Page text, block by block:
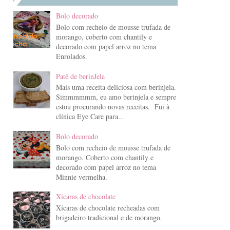
Bolo com recheio de mousse trufada de
morango, coberto com chantily e
decorado com papel arroz no tema
Enrolados.
Patê de berinJela
Mais uma receita deliciosa com berinjela.
Simmmmmm, eu amo berinjela e sempre
estou procurando novas receitas. Fui à
clínica Eye Care para...
Bolo decorado
Bolo com recheio de mousse trufada de
morango. Coberto com chantily e
decorado com papel arroz no tema
Minnie vermelha.
Xícaras de chocolate
Xícaras de chocolate recheadas com
brigadeiro tradicional e de morango.